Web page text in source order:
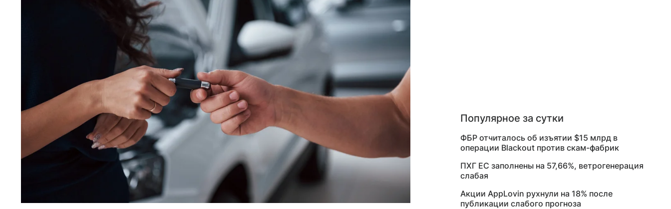
Популярное за сутки
ФБР отчиталось об изъятии $15 млрд в
операции Blackout против скам-фабрик
ПХГ ЕС заполнены на 57,66%, ветрогенерация
слабая
Акции AppLovin рухнули на 18% после
публикации слабого прогноза